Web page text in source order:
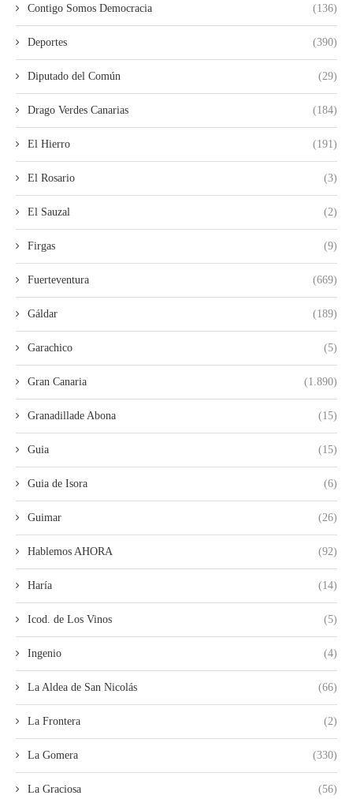
Contigo Somos Democracia (136)
Deportes (390)
Diputado del Común (29)
Drago Verdes Canarias (184)
El Hierro (191)
El Rosario (3)
El Sauzal (2)
Firgas (9)
Fuerteventura (669)
Gáldar (189)
Garachico (5)
Gran Canaria (1.890)
Granadillade Abona (15)
Guia (15)
Guia de Isora (6)
Guimar (26)
Hablemos AHORA (92)
Haría (14)
Icod. de Los Vinos (5)
Ingenio (4)
La Aldea de San Nicolás (66)
La Frontera (2)
La Gomera (330)
La Graciosa (56)